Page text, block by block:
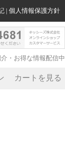
| 個人情報保護方針
・お得な情報配信中
カートを見る